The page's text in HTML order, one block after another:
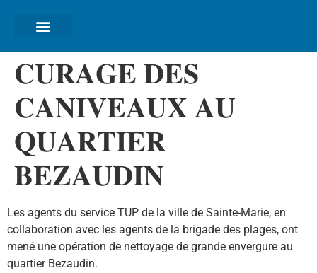
𝐂𝐔𝐑𝐀𝐆𝐄 𝐃𝐄𝐒
𝐂𝐀𝐍𝐈𝐕𝐄𝐀𝐔𝐗 𝐀𝐔
𝐐𝐔𝐀𝐑𝐓𝐈𝐄𝐑
𝐁𝐄𝐙𝐀𝐔𝐃𝐈𝐍
Les agents du service TUP de la ville de Sainte-Marie, en
collaboration avec les agents de la brigade des plages, ont
mené une opération de nettoyage de grande envergure au
quartier Bezaudin.